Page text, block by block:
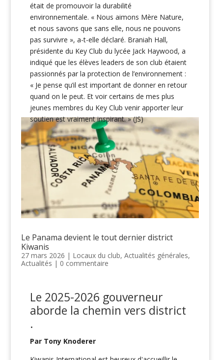
était de promouvoir la durabilité
environnementale. « Nous aimons Mère Nature,
et nous savons que sans elle, nous ne pouvons
pas survivre », a-t-elle déclaré. Braniah Hall,
présidente du Key Club du lycée Jack Haywood, a
indiqué que les élèves leaders de son club étaient
passionnés par la protection de l’environnement :
« Je pense qu’il est important de donner en retour
quand on le peut. Et voir certains de mes plus
jeunes membres du Key Club venir apporter leur
soutien est vraiment inspirant. » (JS)
Le Panama devient le tout dernier district
Kiwanis
27 mars 2026 | Locaux du club, Actualités générales,
Actualités | 0 commentaire
Le 2025-2026 gouverneur
aborde la chemin vers district
.
Par Tony Knoderer